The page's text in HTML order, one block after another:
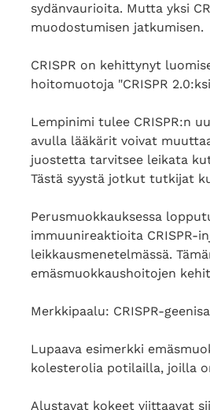
sydänvaurioita. Mutta yksi
muodostumisen jatkumisen.
CRISPR on kehittynyt
hoitomuotoja "CRISPR
Lempinimi tulee CRISPR:n
avulla lääkärit voivat
juostetta tarvitsee leikata
Tästä syystä jotkut tutkijat
Perusmuokkauksessa
immuunireaktioita CRISPR-
leikkausmenetelmässä.
emäsmuokkaushoitojen
Merkkipaalu: CRISPR-
Lupaava esimerkki
kolesterolia potilailla, joilla
Alustavat kokeet viittaavat